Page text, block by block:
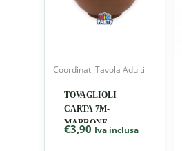
Coordinati Tavola Adulti
TOVAGLIOLI
CARTA 7M-
MARRONE
€3,90 Iva inclusa